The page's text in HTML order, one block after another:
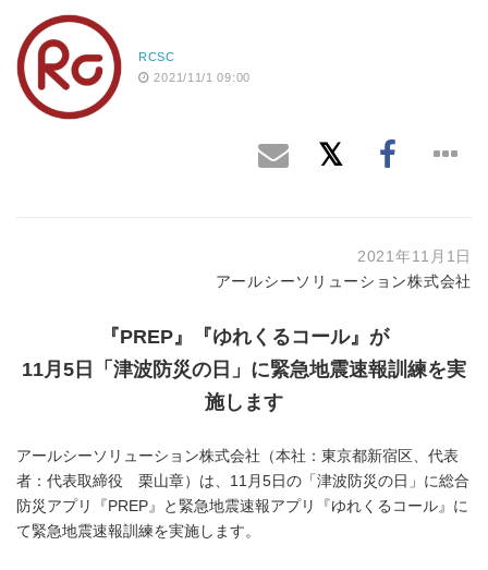
RCSC
2021/11/1 09:00
2021年11月1日
アールシーソリューション株式会社
『PREP』『ゆれくるコール』が
11月5日「津波防災の日」に緊急地震速報訓練を実
施します
アールシーソリューション株式会社（本社：東京都新宿区、代表
者：代表取締役 栗山章）は、11月5日の「津波防災の日」に総合
防災アプリ『PREP』と緊急地震速報アプリ『ゆれくるコール』に
て緊急地震速報訓練を実施します。